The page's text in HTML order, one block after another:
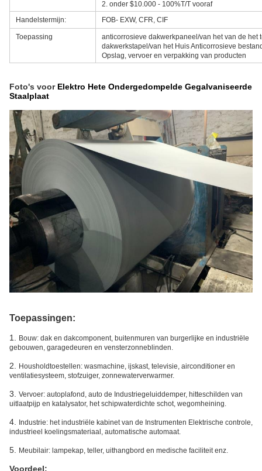
2. onder $10.000 - 100%T/T vooraf
Handelstermijn:
FOB- EXW, CFR, CIF
Toepassing
anticorrosieve dakwerkpaneel/van het van de
dakwerkstapel/van het Huis Anticorrosieve
Opslag, vervoer en verpakking van producten
Foto's voor Elektro Hete Ondergedompelde Gegalvaniseerde
Staalplaat
Toepassingen:
1.
Bouw: dak en dakcomponent, buitenmuren van burgerlijke en industriële
gebouwen, garagedeuren en vensterzonneblinden.
2.
Housholdtoestellen: wasmachine, ijskast, televisie, airconditioner en
ventilatiesysteem, stofzuiger, zonnewaterverwarmer.
3. Vervoer: autoplafond, auto de Industriegeluiddemper, hitteschilden van
uitlaatpijp en katalysator, het schipwaterdichte schot, wegomheining.
4.
Industrie: het industriële kabinet van de Instrumenten Elektrische controle,
industrieel koelingsmateriaal, automatische automaat.
5. Meubilair: lampekap, teller, uithangbord en medische faciliteit enz.
Voordeel: